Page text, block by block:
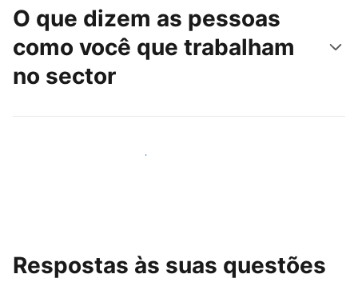
O que dizem as pessoas
como você que trabalham
no sector
Junte-se a outros anfitriões como você
Respostas às suas questões